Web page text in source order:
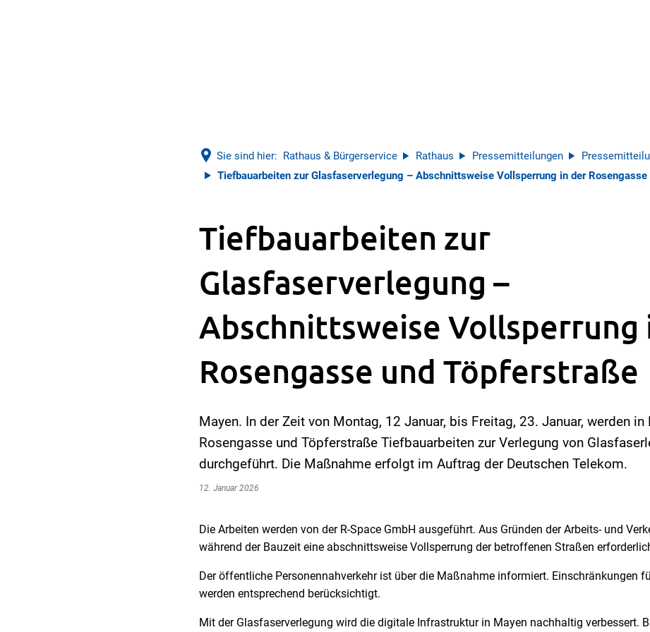
Sie sind hier: Rathaus & Bürgerservice Rathaus Pressemitteilungen
Tiefbauarbeiten zur Glasfaserverlegung – Abschnittsweise Vollsperrung in der Rosengasse
Tiefbauarbeiten zur
Glasfaserverlegung –
Abschnittsweise Vollsperrung
Rosengasse und Töpferstraße
Mayen. In der Zeit von Montag, 12 Januar, bis Freitag, 23. Januar, werden in
Rosengasse und Töpferstraße Tiefbauarbeiten zur Verlegung von
durchgeführt. Die Maßnahme erfolgt im Auftrag der Deutschen Telekom.
12. Januar 2026
Die Arbeiten werden von der R-Space GmbH ausgeführt. Aus Gründen der Arbeits- und
während der Bauzeit eine abschnittsweise Vollsperrung der betroffenen Straßen
Der öffentliche Personennahverkehr ist über die Maßnahme informiert. Einschränkungen
werden entsprechend berücksichtigt.
Mit der Glasfaserverlegung wird die digitale Infrastruktur in Mayen nachhaltig verbessert.